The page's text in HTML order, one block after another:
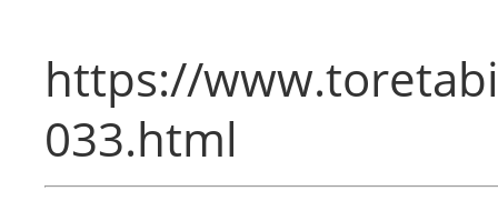
https://
033.html